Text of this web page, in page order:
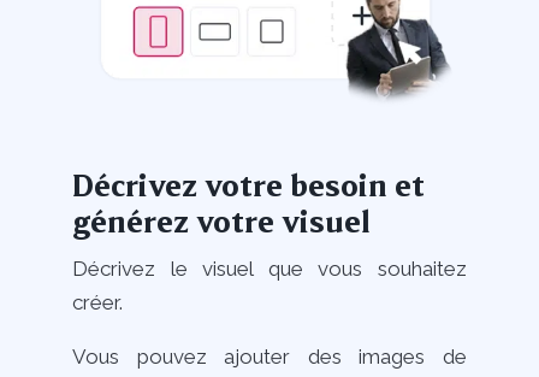
Décrivez votre besoin et
générez votre visuel
Décrivez le visuel que vous souhaitez
créer.
Vous pouvez ajouter des images de